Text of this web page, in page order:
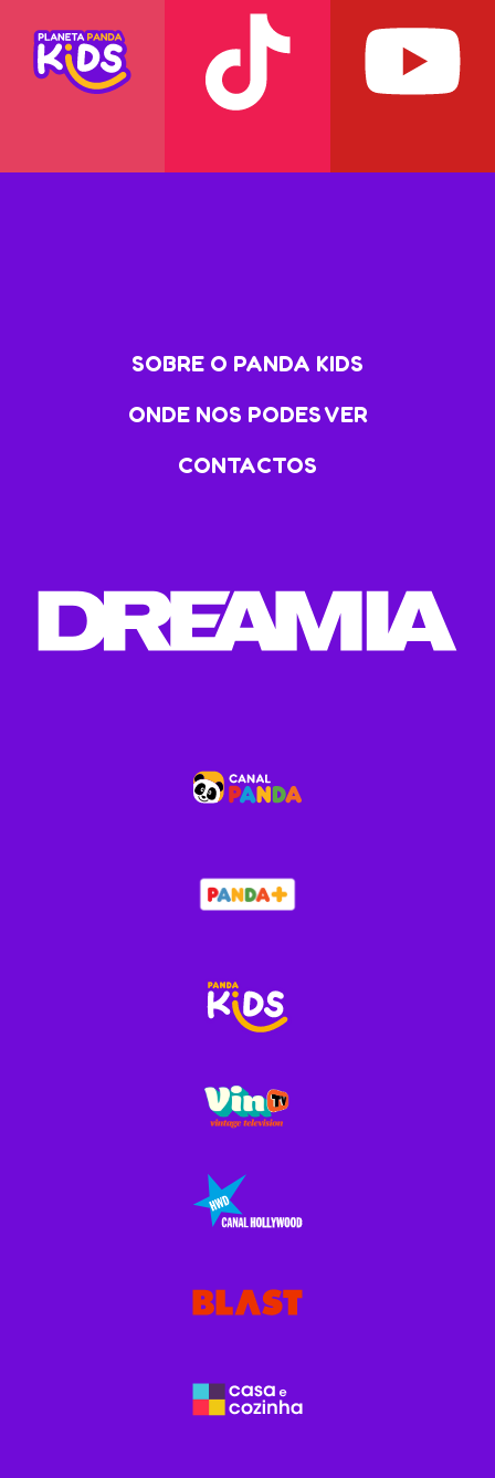
SOBRE O PANDA KIDS
ONDE NOS PODES VER
CONTACTOS